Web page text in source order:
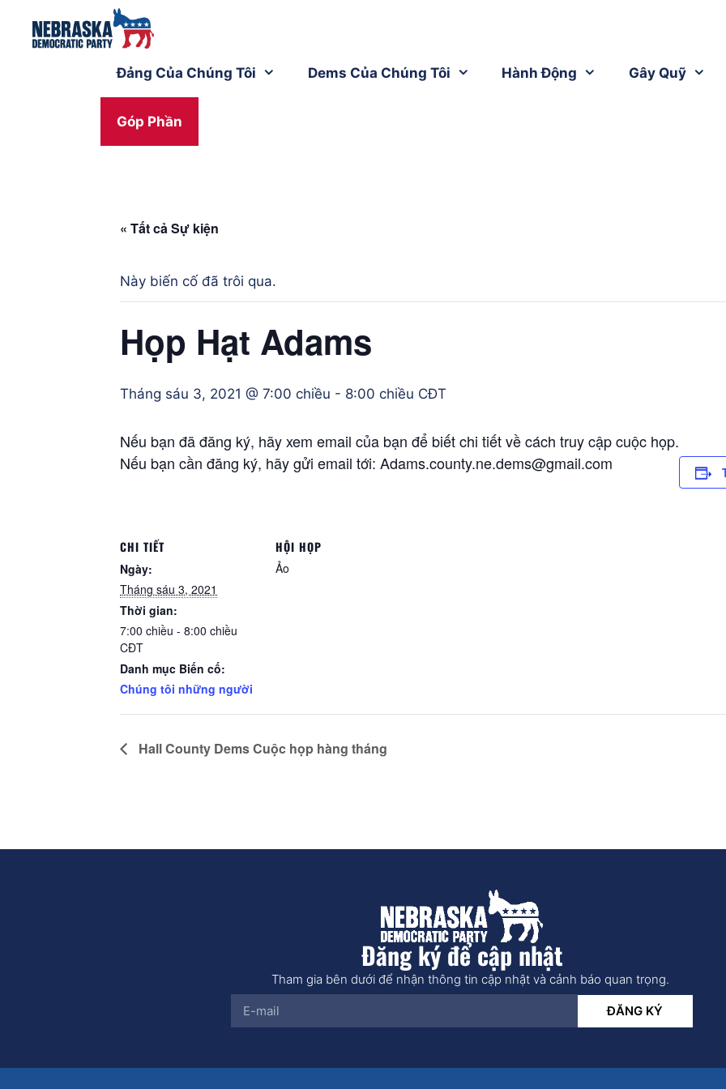
Đảng Của Chúng Tôi Dems Của Chúng Tôi Hành Động Gây Quỹ
Góp Phần
« Tất cả Sự kiện
Này biến cố đã trôi qua.
Họp Hạt Adams
Tháng sáu 3, 2021 @ 7:00 chiều - 8:00 chiều CĐT
Nếu bạn đã đăng ký, hãy xem email của bạn để biết chi tiết về cách truy cập cuộc họp.
Nếu bạn cần đăng ký, hãy gửi email tới: Adams.county.ne.dems@gmail.com
CHI TIẾT
Ngày:
Tháng sáu 3, 2021
Thời gian:
7:00 chiều - 8:00 chiều
CĐT
Danh mục Biến cố:
Chúng tôi những người
HỘI HỌP
Ảo
Hall County Dems Cuộc họp hàng tháng
Đăng ký để cập nhật
Tham gia bên dưới để nhận thông tin cập nhật và cảnh báo quan trọng.
ĐĂNG KÝ